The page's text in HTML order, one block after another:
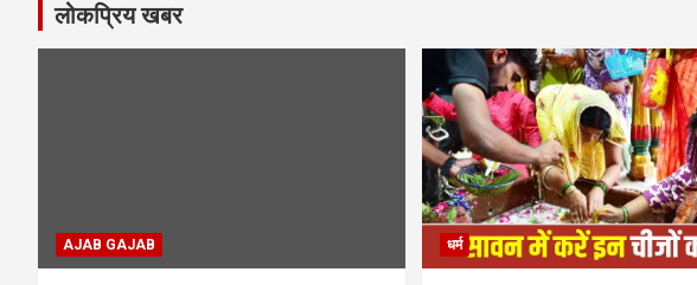
लोकप्रिय खबर
AJAB GAJAB धर्म